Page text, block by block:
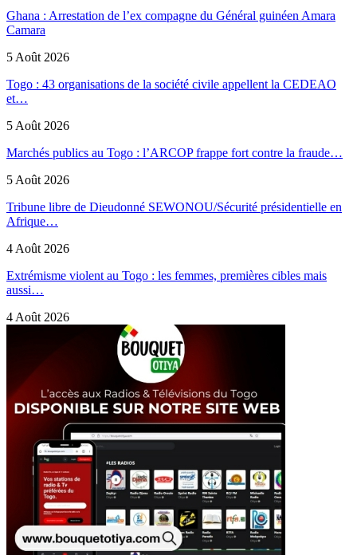
Ghana : Arrestation de l’ex compagne du Général guinéen Amara
Camara
5 Août 2026
Togo : 43 organisations de la société civile appellent la CEDEAO
et…
5 Août 2026
Marchés publics au Togo : l’ARCOP frappe fort contre la fraude…
5 Août 2026
Tribune libre de Dieudonné SEWONOU/Sécurité présidentielle en
Afrique…
4 Août 2026
Extrémisme violent au Togo : les femmes, premières cibles mais
aussi…
4 Août 2026